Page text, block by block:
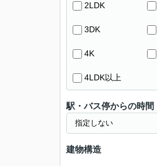
2LDK
3DK
4K
4LDK以上
駅・バス停からの時間
建物構造